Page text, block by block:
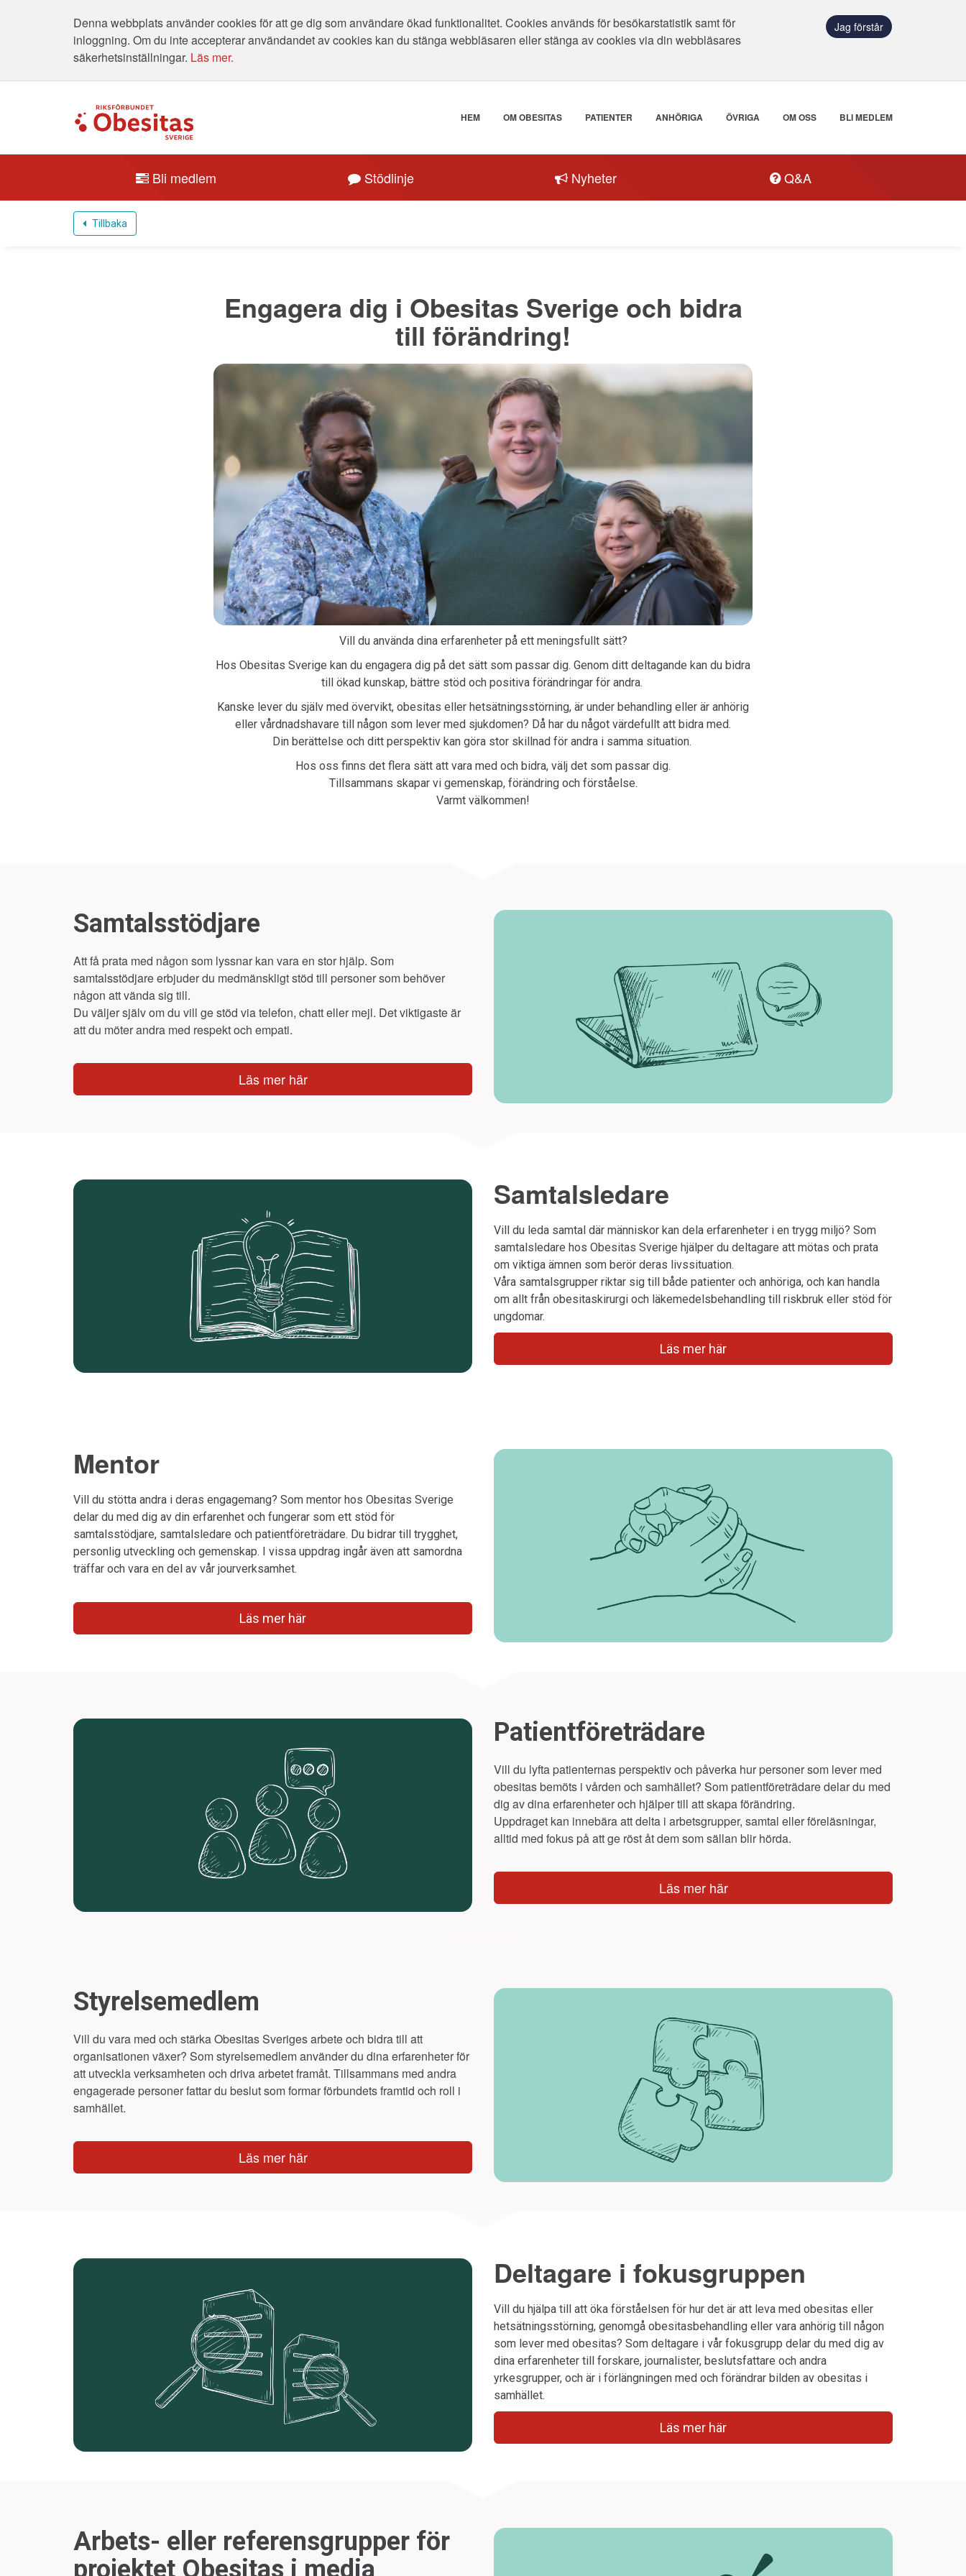
Denna webbplats använder cookies för att ge dig som användare ökad funktionalitet. Cookies används för besökarstatistik samt för
inloggning. Om du inte accepterar användandet av cookies kan du stänga webbläsaren eller stänga av cookies via din webbläsares
säkerhetsinställningar. Läs mer.
Jag förstår
HEM OM OBESITAS PATIENTER ANHÖRIGA ÖVRIGA OM OSS BLI MEDLEM
Bli medlem Stödlinje Nyheter Q&A
Tillbaka
Engagera dig i Obesitas Sverige och bidra
till förändring!
Vill du använda dina erfarenheter på ett meningsfullt sätt?
Hos Obesitas Sverige kan du engagera dig på det sätt som passar dig. Genom ditt deltagande kan du bidra
till ökad kunskap, bättre stöd och positiva förändringar för andra.
Kanske lever du själv med övervikt, obesitas eller hetsätningsstörning, är under behandling eller är anhörig
eller vårdnadshavare till någon som lever med sjukdomen? Då har du något värdefullt att bidra med.
Din berättelse och ditt perspektiv kan göra stor skillnad för andra i samma situation.
Hos oss finns det flera sätt att vara med och bidra, välj det som passar dig.
Tillsammans skapar vi gemenskap, förändring och förståelse.
Varmt välkommen!
Samtalsstödjare
Att få prata med någon som lyssnar kan vara en stor hjälp. Som
samtalsstödjare erbjuder du medmänskligt stöd till personer som behöver
någon att vända sig till.
Du väljer själv om du vill ge stöd via telefon, chatt eller mejl. Det viktigaste är
att du möter andra med respekt och empati.
Läs mer här
Samtalsledare
Vill du leda samtal där människor kan dela erfarenheter i en trygg miljö? Som
samtalsledare hos Obesitas Sverige hjälper du deltagare att mötas och prata
om viktiga ämnen som berör deras livssituation.
Våra samtalsgrupper riktar sig till både patienter och anhöriga, och kan handla
om allt från obesitaskirurgi och läkemedelsbehandling till riskbruk eller stöd för
ungdomar.
Läs mer här
Mentor
Vill du stötta andra i deras engagemang? Som mentor hos Obesitas Sverige
delar du med dig av din erfarenhet och fungerar som ett stöd för
samtalsstödjare, samtalsledare och patientföreträdare. Du bidrar till trygghet,
personlig utveckling och gemenskap. I vissa uppdrag ingår även att samordna
träffar och vara en del av vår jourverksamhet.
Läs mer här
Patientföreträdare
Vill du lyfta patienternas perspektiv och påverka hur personer som lever med
obesitas bemöts i vården och samhället? Som patientföreträdare delar du med
dig av dina erfarenheter och hjälper till att skapa förändring.
Uppdraget kan innebära att delta i arbetsgrupper, samtal eller föreläsningar,
alltid med fokus på att ge röst åt dem som sällan blir hörda.
Läs mer här
Styrelsemedlem
Vill du vara med och stärka Obesitas Sveriges arbete och bidra till att
organisationen växer? Som styrelsemedlem använder du dina erfarenheter för
att utveckla verksamheten och driva arbetet framåt. Tillsammans med andra
engagerade personer fattar du beslut som formar förbundets framtid och roll i
samhället.
Läs mer här
Deltagare i fokusgruppen
Vill du hjälpa till att öka förståelsen för hur det är att leva med obesitas eller
hetsätningsstörning, genomgå obesitasbehandling eller vara anhörig till någon
som lever med obesitas? Som deltagare i vår fokusgrupp delar du med dig av
dina erfarenheter till forskare, journalister, beslutsfattare och andra
yrkesgrupper, och är i förlängningen med och förändrar bilden av obesitas i
samhället.
Läs mer här
Arbets- eller referensgrupper för
projektet Obesitas i media